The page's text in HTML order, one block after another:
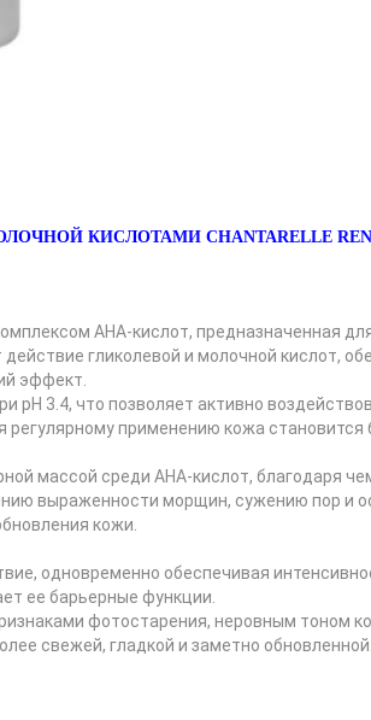
КИСЛОТАМИ CHANTARELLE
AHA-кислот, предназначенная
гликолевой и молочной кислот,
эффект.
pH 3.4, что позволяет активно
применению кожа становится
массой среди AHA-кислот, благодаря
выраженности морщин, сужению пор и
кожи.
одновременно обеспечивая
ее барьерные функции.
фотостарения, неровным тоном
свежей, гладкой и заметно обновленной.